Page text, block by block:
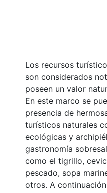
Los recursos
son considerados
poseen un valor
En este marco se
presencia de
turísticos naturales
ecológicas y
gastronomía
como el tigrillo,
pescado, sopa
otros. A